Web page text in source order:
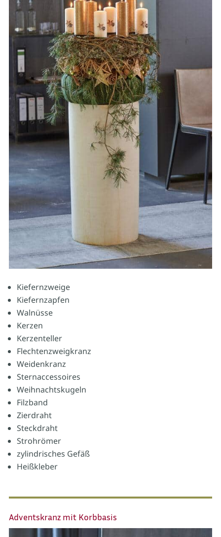
Kiefernzweige
Kiefernzapfen
Walnüsse
Kerzen
Kerzenteller
Flechtenzweigkranz
Weidenkranz
Sternaccessoires
Weihnachtskugeln
Filzband
Zierdraht
Steckdraht
Strohrömer
zylindrisches Gefäß
Heißkleber
Adventskranz mit Korbbasis